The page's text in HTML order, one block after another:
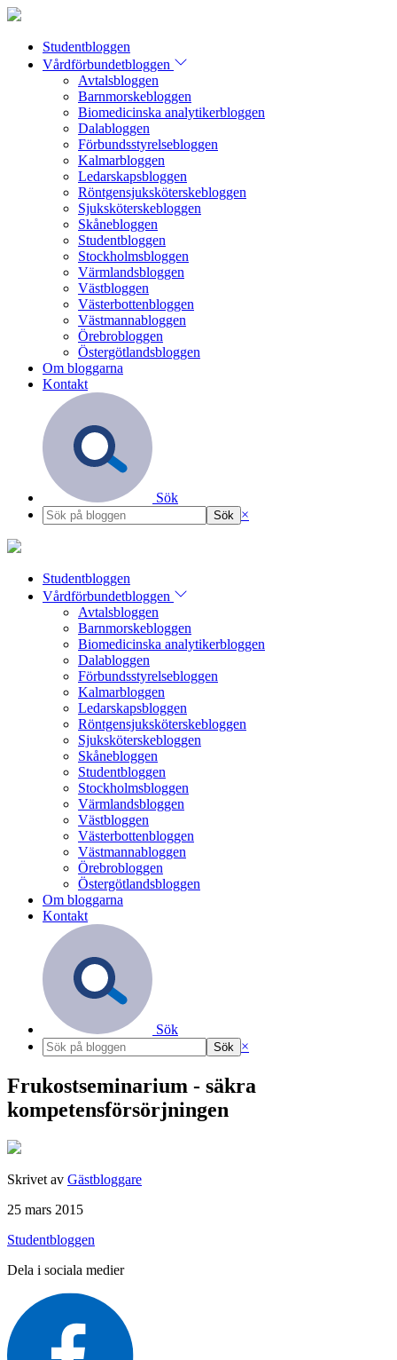
Studentbloggen
Vårdförbundetbloggen
Avtalsbloggen
Barnmorskebloggen
Biomedicinska analytikerbloggen
Dalabloggen
Förbundsstyrelsebloggen
Kalmarbloggen
Ledarskapsbloggen
Röntgensjuksköterskebloggen
Sjuksköterskebloggen
Skånebloggen
Studentbloggen
Stockholmsbloggen
Värmlandsbloggen
Västbloggen
Västerbottenbloggen
Västmannabloggen
Örebrobloggen
Östergötlandsbloggen
Om bloggarna
Kontakt
Sök
×
Studentbloggen
Vårdförbundetbloggen
Avtalsbloggen
Barnmorskebloggen
Biomedicinska analytikerbloggen
Dalabloggen
Förbundsstyrelsebloggen
Kalmarbloggen
Ledarskapsbloggen
Röntgensjuksköterskebloggen
Sjuksköterskebloggen
Skånebloggen
Studentbloggen
Stockholmsbloggen
Värmlandsbloggen
Västbloggen
Västerbottenbloggen
Västmannabloggen
Örebrobloggen
Östergötlandsbloggen
Om bloggarna
Kontakt
Sök
×
Frukostseminarium - säkra
kompetensförsörjningen
Skrivet av Gästbloggare
25 mars 2015
Studentbloggen
Dela i sociala medier